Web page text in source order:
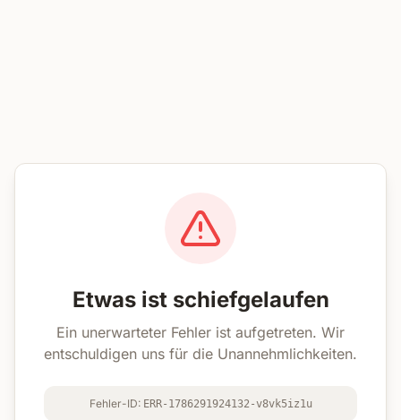
Etwas ist schiefgelaufen
Ein unerwarteter Fehler ist aufgetreten. Wir
entschuldigen uns für die Unannehmlichkeiten.
Fehler-ID: ERR-1786291924132-v8vk5iz1u